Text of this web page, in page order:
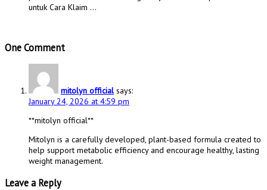
untuk Cara Klaim …
One Comment
mitolyn official says:
January 24, 2026 at 4:59 pm
**mitolyn official**
Mitolyn is a carefully developed, plant-based formula created to
help support metabolic efficiency and encourage healthy, lasting
weight management.
Leave a Reply